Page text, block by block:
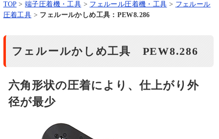
TOP>端子圧着機・工具 > フェルール圧着機・工具 > フェルール
圧着工具 > フェルールかしめ工具：PEW8.286
フェルールかしめ工具 PEW8.286
六角形状の圧着により、仕上がり外
径が最少